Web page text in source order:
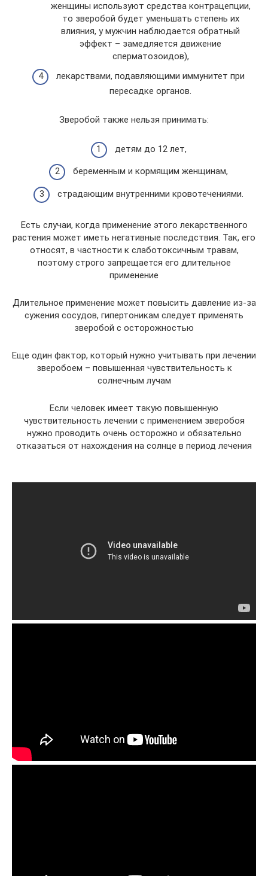
женщины используют средства контрацепции,
то зверобой будет уменьшать степень их
влияния, у мужчин наблюдается обратный
эффект – замедляется движение
сперматозоидов),
лекарствами, подавляющими иммунитет при
пересадке органов.
Зверобой также нельзя принимать:
детям до 12 лет,
беременным и кормящим женщинам,
страдающим внутренними кровотечениями.
Есть случаи, когда применение этого лекарственного
растения может иметь негативные последствия. Так, его
относят, в частности к слаботоксичным травам,
поэтому строго запрещается его длительное
применение
Длительное применение может повысить давление из-за
сужения сосудов, гипертоникам следует применять
зверобой с осторожностью
Еще один фактор, который нужно учитывать при лечении
зверобоем – повышенная чувствительность к
солнечным лучам
Если человек имеет такую повышенную
чувствительность лечении с применением зверобоя
нужно проводить очень осторожно и обязательно
отказаться от нахождения на солнце в период лечения